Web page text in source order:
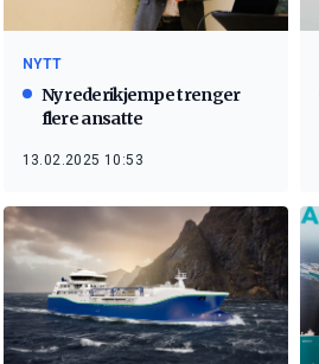
NYTT
Ny rederikjempe trenger
flere ansatte
13.02.2025 10:53